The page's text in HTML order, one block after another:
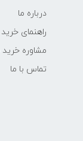
درباره ما
راهنمای خرید
مشاوره
تماس با ما